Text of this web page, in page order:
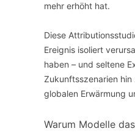
mehr erhöht hat.
Diese
Ereignis isoliert
haben – und seltene
Zukunftsszenarien
globalen Erwärmung
Warum Modelle